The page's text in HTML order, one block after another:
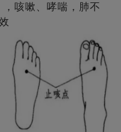
咳嗽、哮喘，肺不